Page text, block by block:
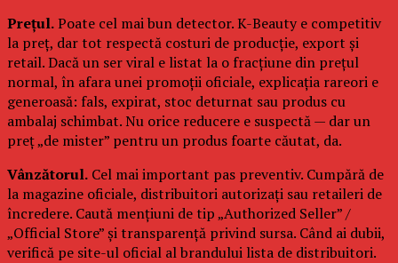
Prețul.Poate cel mai bun detector. K-Beauty e competitiv
la preț, dar tot respectă costuri de producție, export și
retail. Dacă un ser viral e listat la o fracțiune din prețul
normal, în afara unei promoții oficiale, explicația rareori e
generoasă: fals, expirat, stoc deturnat sau produs cu
ambalaj schimbat. Nu orice reducere e suspectă — dar un
preț „de mister” pentru un produs foarte căutat, da.
Vânzătorul. Cel mai important pas preventiv. Cumpără de
la magazine oficiale, distribuitori autorizați sau retaileri de
încredere. Caută mențiuni de tip „Authorized Seller” /
„Official Store” și transparență privind sursa. Când ai dubii,
verifică pe site-ul oficial al brandului lista de distribuitori.